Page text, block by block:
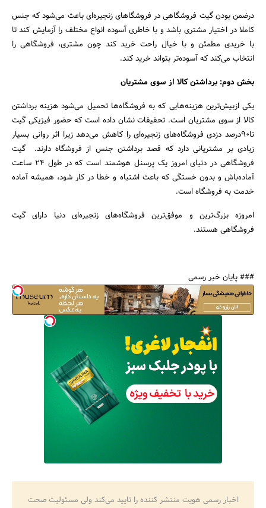
درضمن بودن گیت فروشگاهی در فروشگاهای زنجیره‌ای باعث می‌شود که جنس
کاملا در اختیار مشتری باشد و با خاطری آسوده انواع مختلف را آزمایش کند تا
با خریدی مطمئن و با خیال راحت خرید کند چون مشتری، فروشگاهی را
انتخاب می‌کند که آسوده‌تر بتواند خرید کند.
بخش دوم: برداشتن کالا از سوی مشتریان
یکی ازبیش‌ترین هزینه‌هایی که به فروشگاه‌ها تحمیل می‌شود هزینه برداشتن
کالا از سوی مشتریان است. تحقیقات نشان داده است که حضور فیزیکی گیت
تا90درصد دزدی فروشگاه‌های زنجیره‌ای را کاهش می‌دهد زیرا اثر روانی بسیار
زیادی بر مشتریانی دارد که قصد برداشتن جنس از فروشگاه دارند. گیت
فروشگاهی در دنیای امروز یک پرسنل هوشمند است که در طول 24 ساعت
آماده‌باش و بدون خستگی که باعث اشتباه و خطا در کار شود، همیشه آماده
خدمت به فروشگاه است.
امروزه بزرگ‌ترین و موفق‌ترین فروشگاه‌های زنجیره‌ای دنیا دارای گیت
فروشگاهی هستند.
### پایان خبر رسمی
اخبار رسمی هویت منتشر کننده را تایید می‌کند ولی مسئولیت صحت